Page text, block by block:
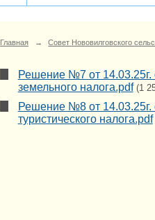
Главная → Совет Нововилговского
Решение №7 от 14.03.25г.
земельного налога.pdf (1
Решение №8 от
туристического налога.pdf